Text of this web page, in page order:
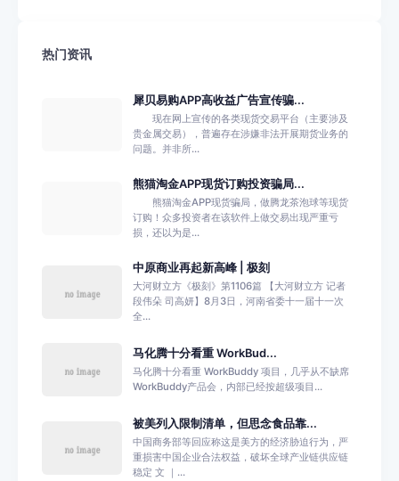
热门资讯
犀贝易购APP高收益广告宣传骗...
现在网上宣传的各类现货交易平台（主要涉及
贵金属交易），普遍存在涉嫌非法开展期货业务的
问题。并非所...
熊猫淘金APP现货订购投资骗局...
熊猫淘金APP现货骗局，做腾龙茶泡球等现货
订购！众多投资者在该软件上做交易出现严重亏
损，还以为是...
中原商业再起新高峰 | 极刻
大河财立方《极刻》第1106篇 【大河财立方 记者
段伟朵 司高妍】8月3日，河南省委十一届十一次
全...
马化腾十分看重 WorkBud...
马化腾十分看重 WorkBuddy 项目，几乎从不缺席
WorkBuddy产品会，内部已经按超级项目...
被美列入限制清单，但思念食品靠...
中国商务部等回应称这是美方的经济胁迫行为，严
重损害中国企业合法权益，破坏全球产业链供应链
稳定 文 ｜...